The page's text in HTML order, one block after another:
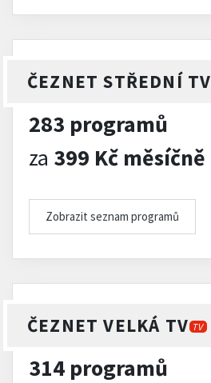
ČEZNET STŘEDNÍ TV
283 programů
za 399 Kč měsíčně
Zobrazit seznam programů
ČEZNET VELKÁ TV TV
314 programů